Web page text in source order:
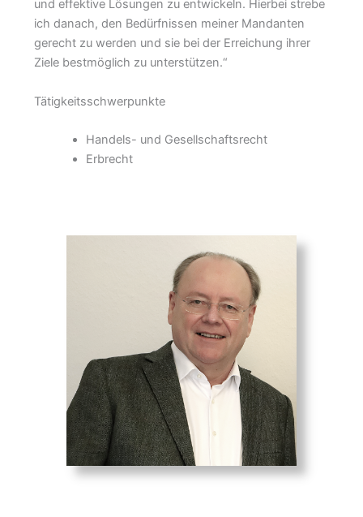
und effektive Lösungen zu entwickeln. Hierbei strebe
ich danach, den Bedürfnissen meiner Mandanten
gerecht zu werden und sie bei der Erreichung ihrer
Ziele bestmöglich zu unterstützen.“
Tätigkeitsschwerpunkte
Handels- und Gesellschaftsrecht
Erbrecht